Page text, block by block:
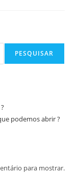
PESQUISAR
podemos abrir ?
para mostrar.